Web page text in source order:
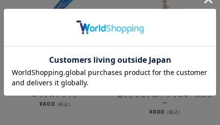
NEW
YOKOHAMA STAR☆NIGHT 2026/
ネックストラップ
¥800 (税込)
NEW
選手ビジュアル/アクリルキーホルダ
ー
¥800 (税込)